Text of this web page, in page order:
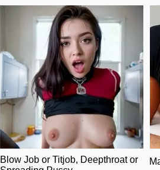
Blow Job or Titjob, Deepthroat or